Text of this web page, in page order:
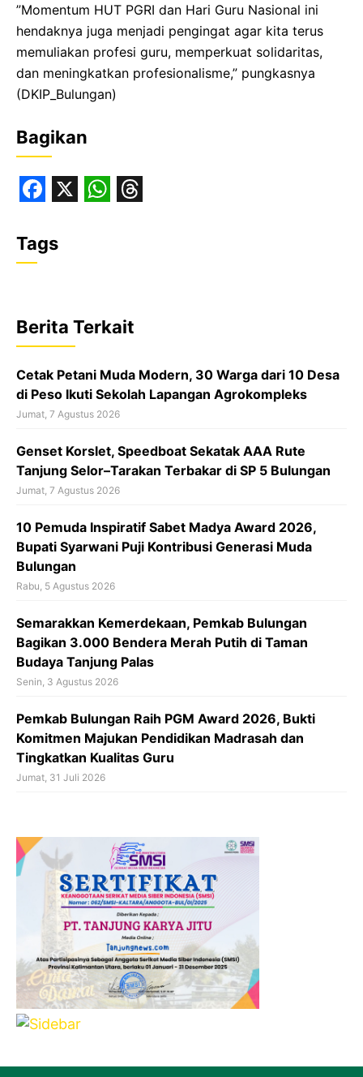
”Momentum HUT PGRI dan Hari Guru Nasional ini
hendaknya juga menjadi pengingat agar kita terus
memuliakan profesi guru, memperkuat solidaritas,
dan meningkatkan profesionalisme,” pungkasnya
(DKIP_Bulungan)
Bagikan
a
c
b
o
o
k
s
A
p
p
a
d
s
Tags
Berita Terkait
Cetak Petani Muda Modern, 30 Warga dari 10 Desa
di Peso Ikuti Sekolah Lapangan Agrokompleks
Jumat, 7 Agustus 2026
‎Genset Korslet, Speedboat Sekatak AAA Rute
Tanjung Selor–Tarakan Terbakar di SP 5 Bulungan
Jumat, 7 Agustus 2026
10 Pemuda Inspiratif Sabet Madya Award 2026,
Bupati Syarwani Puji Kontribusi Generasi Muda
Bulungan
Rabu, 5 Agustus 2026
Semarakkan Kemerdekaan, Pemkab Bulungan
Bagikan 3.000 Bendera Merah Putih di Taman
Budaya Tanjung Palas
Senin, 3 Agustus 2026
Pemkab Bulungan Raih PGM Award 2026, Bukti
Komitmen Majukan Pendidikan Madrasah dan
Tingkatkan Kualitas Guru
Jumat, 31 Juli 2026